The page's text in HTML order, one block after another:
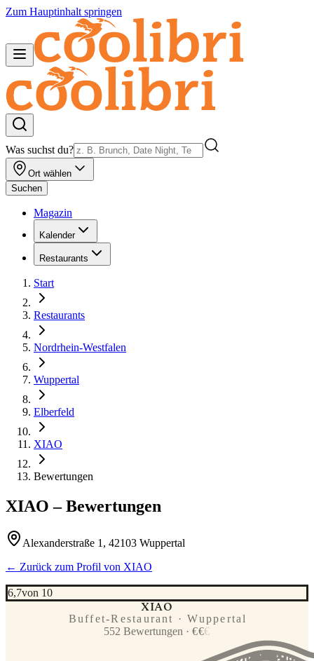
Zum Hauptinhalt springen
Was suchst du?
Ort wählen
Suchen
Magazin
Kalender
Restaurants
Start
Restaurants
Nordrhein-Westfalen
Wuppertal
Elberfeld
XIAO
Bewertungen
XIAO – Bewertungen
Alexanderstraße 1, 42103 Wuppertal
← Zurück zum Profil von XIAO
6,7von 10
XIAO
Buffet-Restaurant · Wuppertal
552 Bewertungen ·€€€